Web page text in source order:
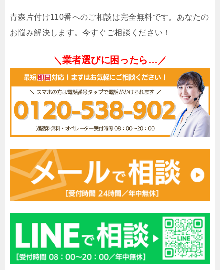
青森片付け110番へのご相談は完全無料です。あなたの
お悩み解決します。今すぐご相談ください！
＼業者選びに困ったら…／